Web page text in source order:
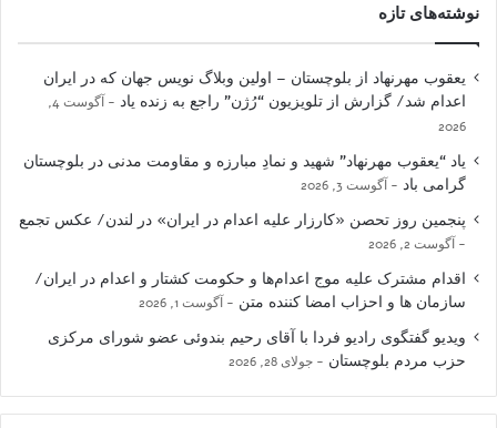
نوشته‌های تازه
یعقوب مهرنهاد از بلوچستان – اولین وبلاگ نویس جهان که در ایران
اعدام شد/ گزارش از تلویزیون “رُژن” راجع به زنده یاد
آگوست 4,
2026
یاد “یعقوب مهرنهاد” شهید و نمادِ مبارزه و مقاومت مدنی در بلوچستان
گرامی باد
آگوست 3, 2026
پنجمین روز تحصن «کارزار علیه اعدام در ایران» در لندن/ عکس تجمع
آگوست 2, 2026
اقدام مشترک علیه موج اعدام‌ها و حکومت کشتار و اعدام در ایران/
سازمان ها و احزاب امضا کننده متن
آگوست 1, 2026
ویدیو گفتگوی رادیو فردا با آقای رحیم بندوئی عضو شورای مرکزی
حزب مردم بلوچستان
جولای 28, 2026